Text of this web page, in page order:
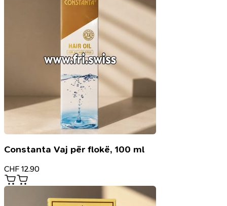
Constanta Vaj për flokë, 100 ml
CHF 12.90